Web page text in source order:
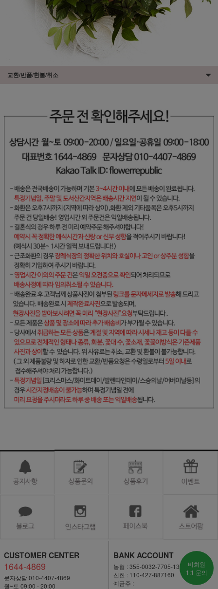
교환/반품/환불/취소
CUSTOMER CENTER
1644-4869
문자상담 010-4407-4869
월~토 09:00 - 20:00
BANK ACCOUNT
농협 : 355-0032-7705-13
신한 : 110-427-887160
예금주 :
비회원
1:1 문의